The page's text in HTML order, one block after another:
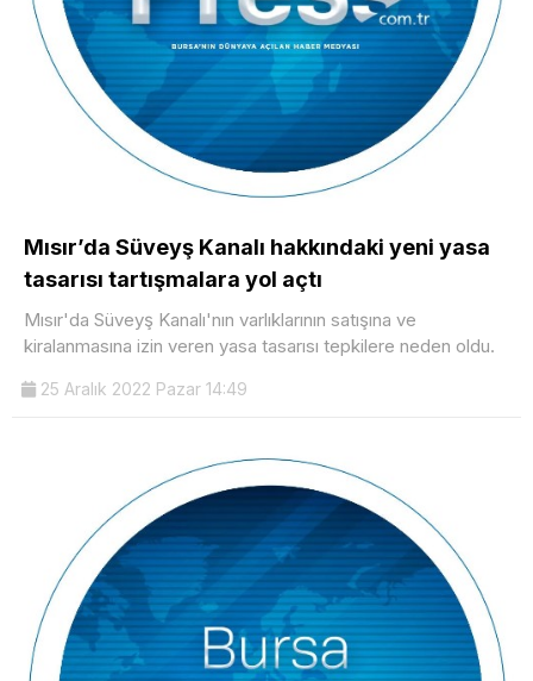
Mısır’da Süveyş Kanalı hakkındaki yeni yasa
tasarısı tartışmalara yol açtı
Mısır'da Süveyş Kanalı'nın varlıklarının satışına ve
kiralanmasına izin veren yasa tasarısı tepkilere neden oldu.
25 Aralık 2022 Pazar 14:49